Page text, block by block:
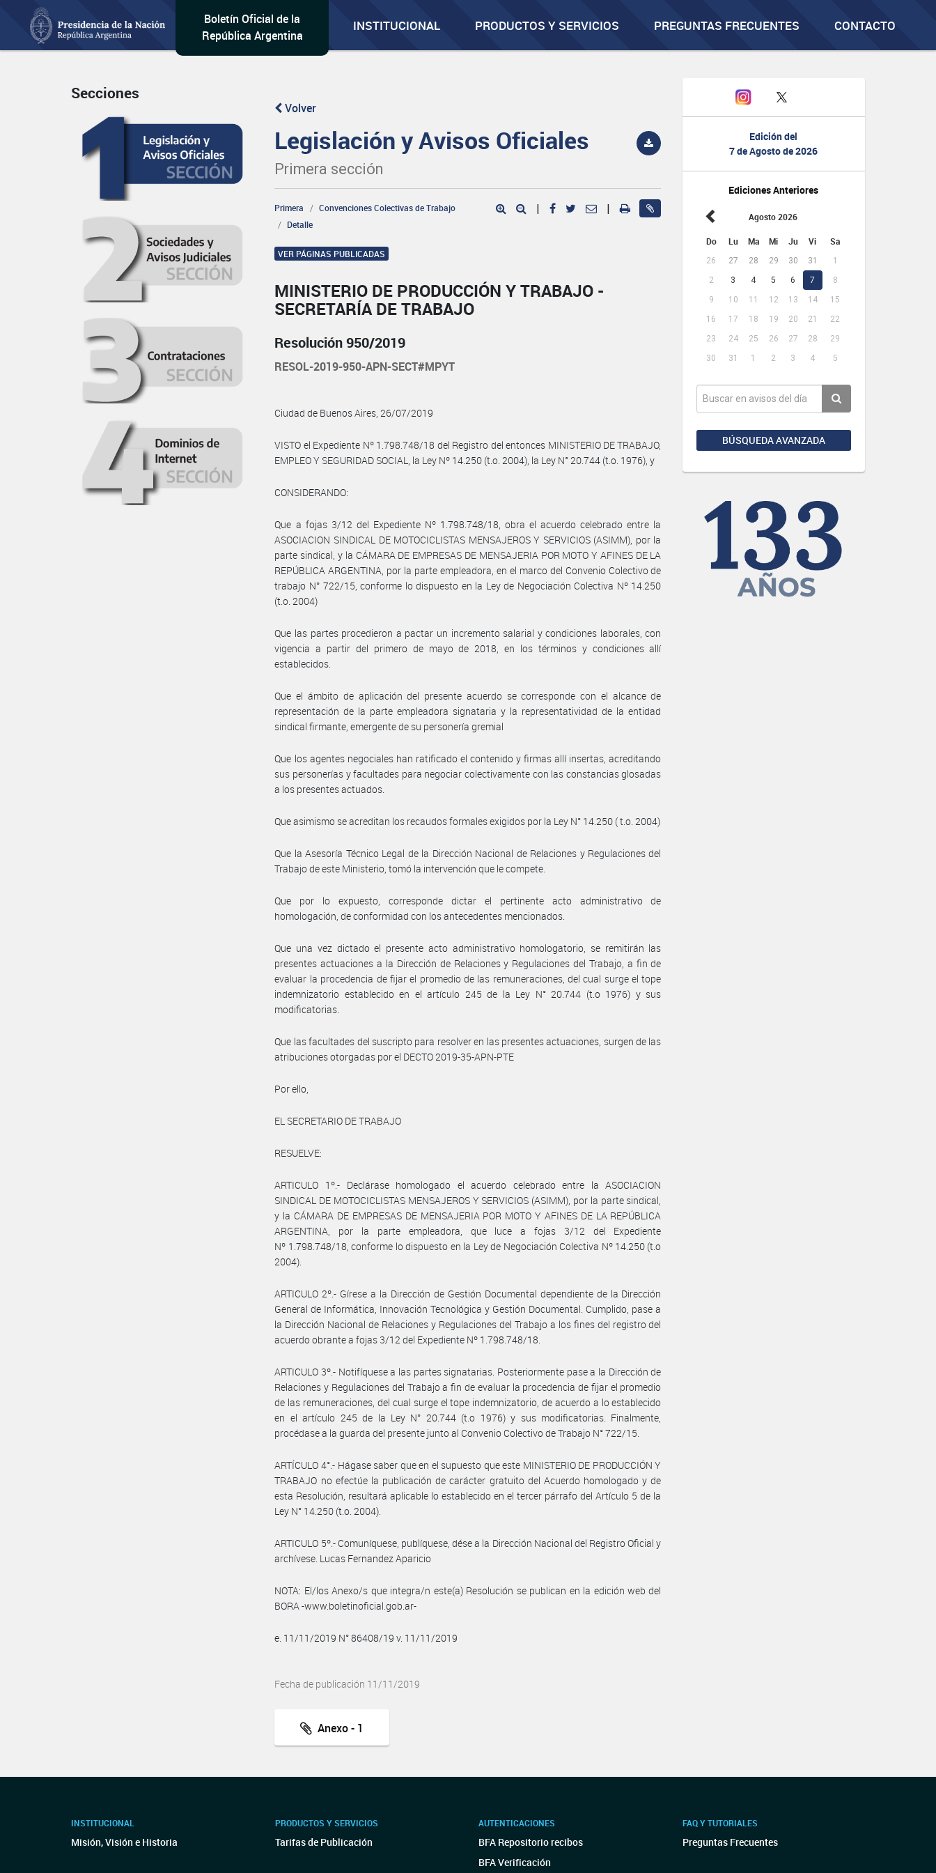
Boletín Oficial de la
República Argentina
INSTITUCIONAL PRODUCTOS Y SERVICIOS PREGUNTAS FRECUENTES CONTACTO
Edición del
7 de Agosto de 2026
Ediciones Anteriores
Agosto 2026
Do Lu Ma Mi Ju Vi Sa
26 27 28 29 30 31
1
2
3 4 5 6 7
8
9
10 11 12 13 14
15
16
17 18 19 20 21
22
23
24 25 26 27 28
29
30
31 1 2 3 4 5
BÚSQUEDA AVANZADA
Secciones
Volver
Legislación y Avisos Oficiales
Primera sección
Primera
Convenciones Colectivas de Trabajo
Detalle
| |
VER PÁGINAS PUBLICADAS
MINISTERIO DE PRODUCCIÓN Y TRABAJO -
SECRETARÍA DE TRABAJO
Resolución 950/2019
RESOL-2019-950-APN-SECT#MPYT
Ciudad de Buenos Aires, 26/07/2019
VISTO el Expediente Nº 1.798.748/18 del Registro del entonces MINISTERIO DE TRABAJO,
EMPLEO Y SEGURIDAD SOCIAL, la Ley Nº 14.250 (t.o. 2004), la Ley N° 20.744 (t.o. 1976), y
CONSIDERANDO:
Que a fojas 3/12 del Expediente Nº 1.798.748/18, obra el acuerdo celebrado entre la
ASOCIACION SINDICAL DE MOTOCICLISTAS MENSAJEROS Y SERVICIOS (ASIMM), por la
parte sindical, y la CÁMARA DE EMPRESAS DE MENSAJERIA POR MOTO Y AFINES DE LA
REPÚBLICA ARGENTINA, por la parte empleadora, en el marco del Convenio Colectivo de
trabajo N° 722/15, conforme lo dispuesto en la Ley de Negociación Colectiva Nº 14.250
(t.o. 2004)
Que las partes procedieron a pactar un incremento salarial y condiciones laborales, con
vigencia a partir del primero de mayo de 2018, en los términos y condiciones allí
establecidos.
Que el ámbito de aplicación del presente acuerdo se corresponde con el alcance de
representación de la parte empleadora signataria y la representatividad de la entidad
sindical firmante, emergente de su personería gremial
Que los agentes negociales han ratificado el contenido y firmas allí insertas, acreditando
sus personerías y facultades para negociar colectivamente con las constancias glosadas
a los presentes actuados.
Que asimismo se acreditan los recaudos formales exigidos por la Ley N° 14.250 ( t.o. 2004)
Que la Asesoría Técnico Legal de la Dirección Nacional de Relaciones y Regulaciones del
Trabajo de este Ministerio, tomó la intervención que le compete.
Que por lo expuesto, corresponde dictar el pertinente acto administrativo de
homologación, de conformidad con los antecedentes mencionados.
Que una vez dictado el presente acto administrativo homologatorio, se remitirán las
presentes actuaciones a la Dirección de Relaciones y Regulaciones del Trabajo, a fin de
evaluar la procedencia de fijar el promedio de las remuneraciones, del cual surge el tope
indemnizatorio establecido en el artículo 245 de la Ley N° 20.744 (t.o 1976) y sus
modificatorias.
Que las facultades del suscripto para resolver en las presentes actuaciones, surgen de las
atribuciones otorgadas por el DECTO 2019-35-APN-PTE
Por ello,
EL SECRETARIO DE TRABAJO
RESUELVE:
ARTICULO 1º.- Declárase homologado el acuerdo celebrado entre la ASOCIACION
SINDICAL DE MOTOCICLISTAS MENSAJEROS Y SERVICIOS (ASIMM), por la parte sindical,
y la CÁMARA DE EMPRESAS DE MENSAJERIA POR MOTO Y AFINES DE LA REPÚBLICA
ARGENTINA, por la parte empleadora, que luce a fojas 3/12 del Expediente
Nº 1.798.748/18, conforme lo dispuesto en la Ley de Negociación Colectiva Nº 14.250 (t.o
2004).
ARTICULO 2º.- Gírese a la Dirección de Gestión Documental dependiente de la Dirección
General de Informática, Innovación Tecnológica y Gestión Documental. Cumplido, pase a
la Dirección Nacional de Relaciones y Regulaciones del Trabajo a los fines del registro del
acuerdo obrante a fojas 3/12 del Expediente Nº 1.798.748/18.
ARTICULO 3º.- Notifíquese a las partes signatarias. Posteriormente pase a la Dirección de
Relaciones y Regulaciones del Trabajo a fin de evaluar la procedencia de fijar el promedio
de las remuneraciones, del cual surge el tope indemnizatorio, de acuerdo a lo establecido
en el artículo 245 de la Ley N° 20.744 (t.o 1976) y sus modificatorias. Finalmente,
procédase a la guarda del presente junto al Convenio Colectivo de Trabajo N° 722/15.
ARTÍCULO 4°.- Hágase saber que en el supuesto que este MINISTERIO DE PRODUCCIÓN Y
TRABAJO no efectúe la publicación de carácter gratuito del Acuerdo homologado y de
esta Resolución, resultará aplicable lo establecido en el tercer párrafo del Artículo 5 de la
Ley N° 14.250 (t.o. 2004).
ARTICULO 5º.- Comuníquese, publíquese, dése a la Dirección Nacional del Registro Oficial y
archívese. Lucas Fernandez Aparicio
NOTA: El/los Anexo/s que integra/n este(a) Resolución se publican en la edición web del
BORA -www.boletinoficial.gob.ar-
e. 11/11/2019 N° 86408/19 v. 11/11/2019
Fecha de publicación 11/11/2019
Anexo - 1
INSTITUCIONAL
Misión, Visión e Historia
PRODUCTOS Y SERVICIOS
Tarifas de Publicación
AUTENTICACIONES
BFA Repositorio recibos
BFA Verificación
FAQ Y TUTORIALES
Preguntas Frecuentes